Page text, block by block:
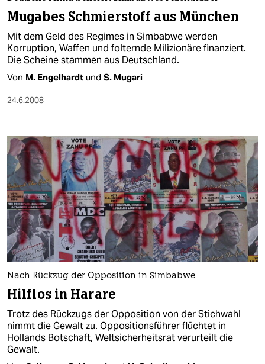
nord
wahrheit
verlag
verlag
shop
fragen & hilfe
unterstützen
abo
genossenschaft
Mugabes Schmierstoff aus München
Mit dem Geld des Regimes in Simbabwe werden
Korruption, Waffen und folternde Milizionäre finanziert.
Die Scheine stammen aus Deutschland.
Von M. Engelhardt und S. Mugari
24.6.2008
Nach Rückzug der Opposition in Simbabwe
Hilflos in Harare
Trotz des Rückzugs der Opposition von der Stichwahl
nimmt die Gewalt zu. Oppositionsführer flüchtet in
Hollands Botschaft, Weltsicherheitsrat verurteilt die
Gewalt.